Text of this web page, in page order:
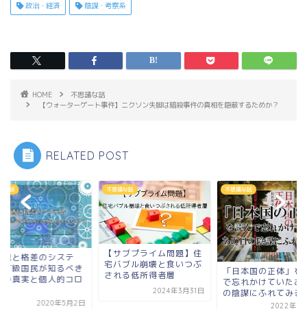
政治・経済 陰謀・考察系
HOME
不思議な話
【ウォーターゲート事件】ニクソン失脚は暗殺事件の真相を隠蔽するためか？
RELATED POST
な話
プライム問題】住
ブル崩壊と食いつぶ
る低所得者層
不思議な話
「日本国の正体」を読ん
で忘れかけていたあの日
の陰謀にふれてみる
不思議な話
【支配と格差のシス
ム】下級国民が知る
世界の真実と個人的
ナ...
2020年5